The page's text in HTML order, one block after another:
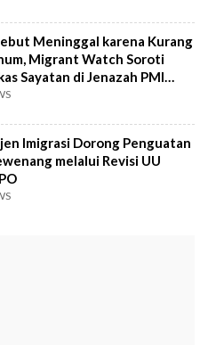
Meninggal karena Kurang
Migrant Watch Soroti
Sayatan di Jenazah PMI
Imigrasi Dorong Penguatan
melalui Revisi UU